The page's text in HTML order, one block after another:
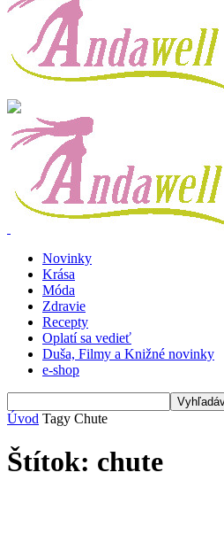
Novinky
Krása
Móda
Zdravie
Recepty
Oplatí sa vedieť
Duša, Filmy a Knižné novinky
e-shop
Úvod Tagy Chute
Štítok: chute